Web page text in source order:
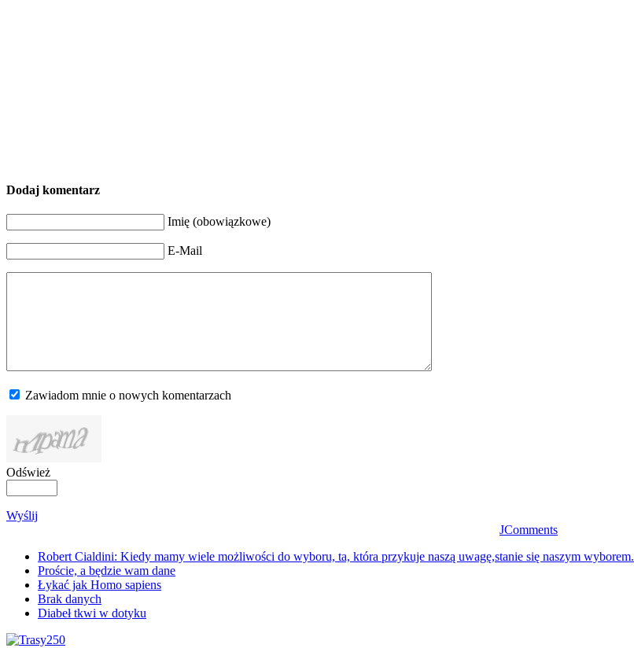
Dodaj komentarz
Imię (obowiązkowe)
E-Mail
Zawiadom mnie o nowych komentarzach
Odśwież
Wyślij
JComments
Robert Cialdini: Kiedy mamy wiele możliwości do wyboru, ta, która przykuje naszą uwagę,stanie się naszym wyborem.
Proście, a będzie wam dane
Łykać jak Homo sapiens
Brak danych
Diabeł tkwi w dotyku